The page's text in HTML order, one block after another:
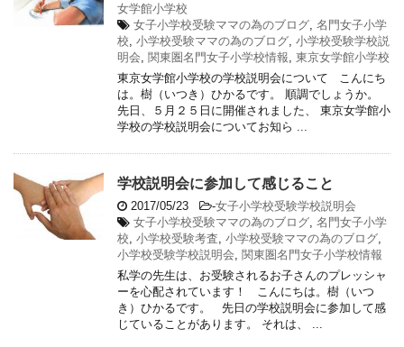
女学館小学校
女子小学校受験ママの為のブログ 名門女子小学
校 小学校受験ママの為のブログ 小学校受験学校説
明会 関東圏名門女子小学校情報 東京女学館小学校
東京女学館小学校の学校説明会について こんにち
は。樹（いつき）ひかるです。 順調でしょうか。
先日、５月２５日に開催されました、 東京女学館小
学校の学校説明会についてお知ら ...
学校説明会に参加して感じること
2017/05/23 -女子小学校受験学校説明会
女子小学校受験ママの為のブログ 名門女子小学
校 小学校受験考査 小学校受験ママの為のブログ
小学校受験学校説明会 関東圏名門女子小学校情報
私学の先生は、お受験されるお子さんのプレッシャ
ーを心配されています！ こんにちは。樹（いつ
き）ひかるです。 先日の学校説明会に参加して感
じていることがあります。 それは、 ...